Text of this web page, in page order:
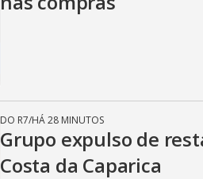
DO R7/HÁ 28 MINUTOS
Grupo expulso de
Costa da Caparica